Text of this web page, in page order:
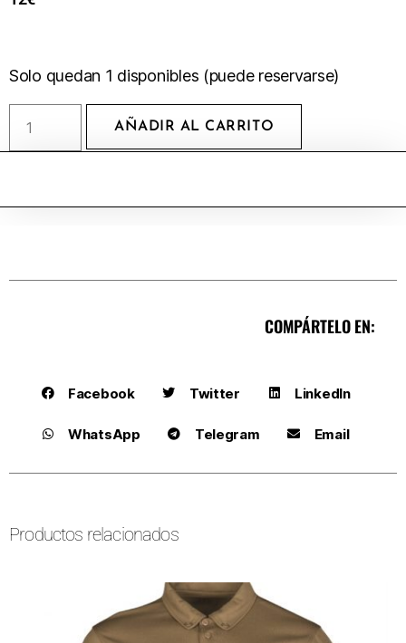
Solo quedan 1 disponibles (puede reservarse)
AÑADIR AL CARRITO
COMPÁRTELO EN:
Facebook Twitter LinkedIn
WhatsApp Telegram Email
Productos relacionados